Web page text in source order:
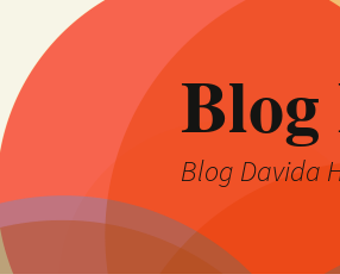
Blog Davida